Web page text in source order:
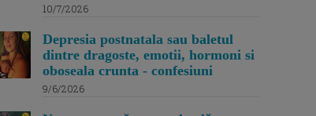
10/7/2026
Depresia postnatala sau baletul
dintre dragoste, emotii, hormoni si
oboseala crunta - confesiuni
9/6/2026